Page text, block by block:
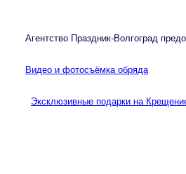
Агентство Праздник-Волгоград
Видео и фотосъёмка обряда
Эксклюзивные подарки на